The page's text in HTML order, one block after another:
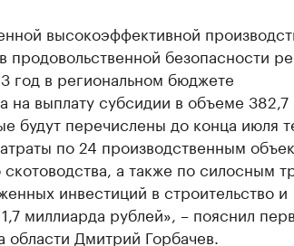
высокоэффективной
продовольственной безопасности
год в региональном бюджете
на выплату субсидии в объеме 382,7
будут перечислены до конца июля
по 24 производственным
а также по силосным
инвестиций в строительство и
миллиарда рублей», – пояснил
области Дмитрий Горбачев.